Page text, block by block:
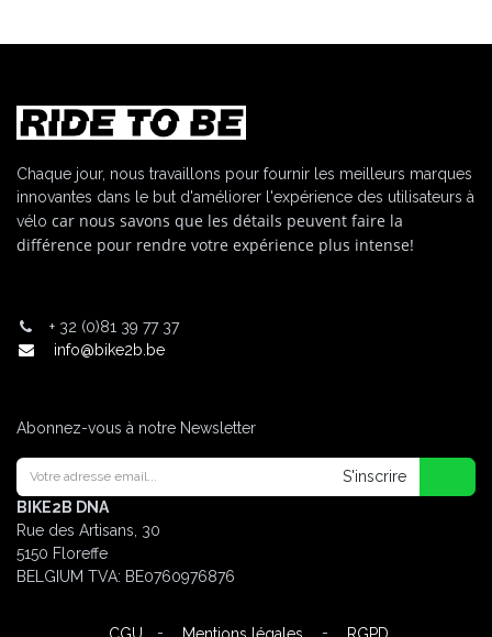
Chaque jour, nous travaillons pour fournir les meilleurs marques
innovantes dans le but d'améliorer l'expérience des utilisateurs à
vélo car nous savons que les détails peuvent faire la
différence pour rendre votre expérience plus intense!
+ 32 (0)81 39 77 37
info@bike2b.be
Abonnez-vous à notre Newsletter
S'inscrire
BIKE2B DNA
Rue des Artisans, 30
5150 Floreffe
BELGIUM TVA: BE0760976876
CGU - Mentions légales - RGPD